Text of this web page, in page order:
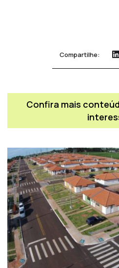
Compartilhe:
Confira mais